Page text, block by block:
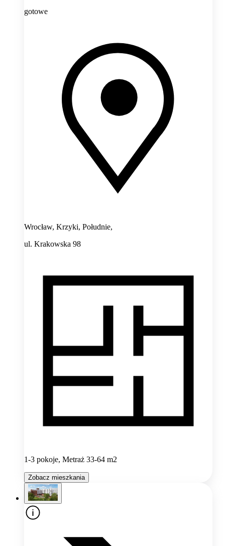
gotowe
Wrocław, Krzyki, Południe,
ul. Krakowska 98
1-3 pokoje, Metraż 33-64 m2
Zobacz mieszkania